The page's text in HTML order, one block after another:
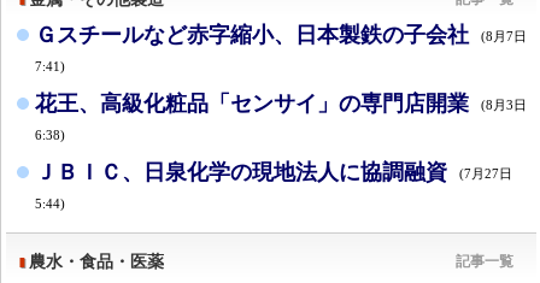
Ｇスチールなど赤字縮小、日本製鉄の子会社 (8月7日
7:41)
花王、高級化粧品「センサイ」の専門店開業 (8月3日
6:38)
ＪＢＩＣ、日泉化学の現地法人に協調融資 (7月27日
5:44)
農水・食品・医薬 記事一覧